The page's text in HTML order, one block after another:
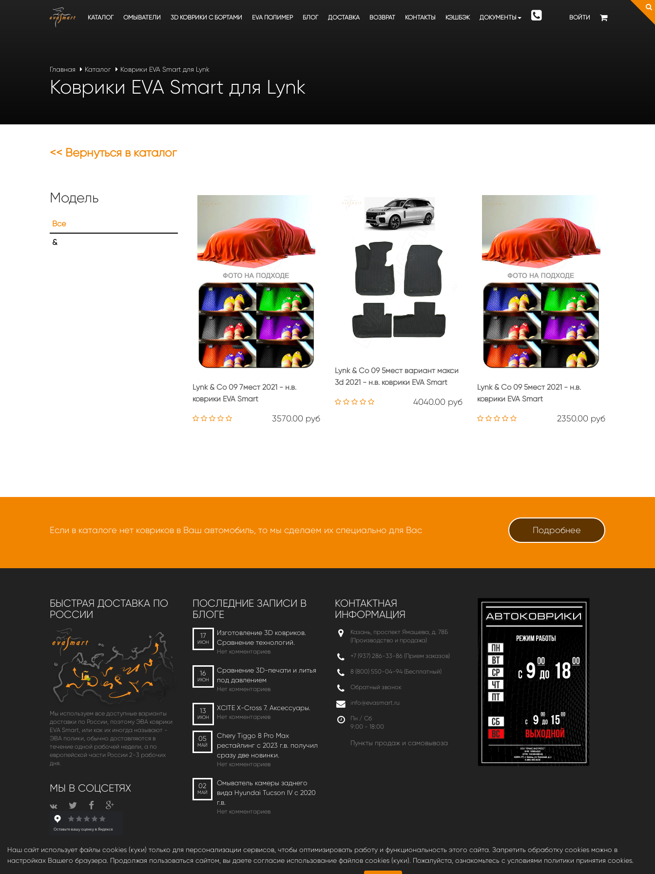
ВОЙТИ
КАТАЛОГ ОМЫВАТЕЛИ 3D КОВРИКИ C БОРТАМИ EVA ПОЛИМЕР БЛОГ ДОСТАВКА ВОЗВРАТ КОНТАКТЫ КЭШБЭК ДОКУМЕНТЫ
Главная Каталог Коврики EVA Smart для Lynk
Коврики EVA Smart для Lynk
<< Вернуться в каталог
Lynk & Co 09 7мест 2021 - н.в.
коврики EVA Smart
3570.00 руб
Lynk & Co 09 5мест вариант макси
3d 2021 - н.в. коврики EVA Smart
4040.00 руб
Lynk & Co 09 5мест 2021 - н.в.
коврики EVA Smart
2350.00 руб
Модель
Все
&
Если в каталоге нет ковриков в Ваш автомобиль, то мы сделаем их специально для Вас Подробнее
БЫСТРАЯ ДОСТАВКА ПО
РОССИИ
Мы используем все доступные варианты
доставки по России, поэтому ЭВА коврики
EVA Smart, или как их иногда называют -
ЭВА полики, обычно доставляются в
течение одной рабочей недели, а по
европейской части России 2-3 рабочих
дня.
МЫ В СОЦСЕТЯХ
ПОСЛЕДНИЕ ЗАПИСИ В
БЛОГЕ
17
ИЮН
Изготовление 3D ковриков.
Сравнение технологий.
Нет комментариев
16
ИЮН
Сравнение 3D-печати и литья
под давлением
Нет комментариев
13
ИЮН
XCITE X-Cross 7. Аксессуары.
Нет комментариев
05
МАЙ
Chery Tiggo 8 Pro Max
рестайлинг с 2023 г.в. получил
сразу две новинки.
Нет комментариев
02
МАЙ
Омыватель камеры заднего
вида Hyundai Tucson IV c 2020
г.в.
Нет комментариев
КОНТАКТНАЯ
ИНФОРМАЦИЯ
Казань, проспект Ямашева, д. 78Б
(Производство и продажа)
+7 (937) 286-33-86 (Прием заказов)
8 (800) 550-04-94 (Бесплатный)
Обратный звонок
info@evasmart.ru
Пн / Сб
9:00 - 18:00
Пункты продаж и самовывоза
Наш сайт использует файлы cookies (куки) только для персонализации сервисов, чтобы оптимизировать работу и функциональность этого сайта. Запретить обработку cookies можно в
настройках Вашего браузера. Продолжая пользоваться сайтом, вы даете согласие использование файлов cookies (куки). Пожалуйста, ознакомьтесь с условиями политики принятия cookies.